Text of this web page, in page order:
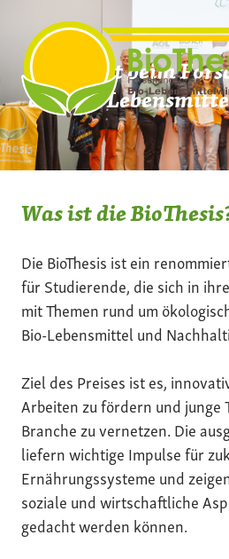
Inhalt
springenMach mit beim
der Bio-
Was ist die
Die BioThesis ist ein
für Studierende, die sich in
mit Themen rund um
Bio-Lebensmittel und
Ziel des Preises ist es,
Arbeiten zu fördern und junge
Branche zu vernetzen. Die
liefern wichtige Impulse für
Ernährungssysteme und
soziale und wirtschaftliche
gedacht werden können.